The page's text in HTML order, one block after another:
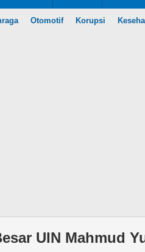
Otomotif Korupsi
UIN Mahmud